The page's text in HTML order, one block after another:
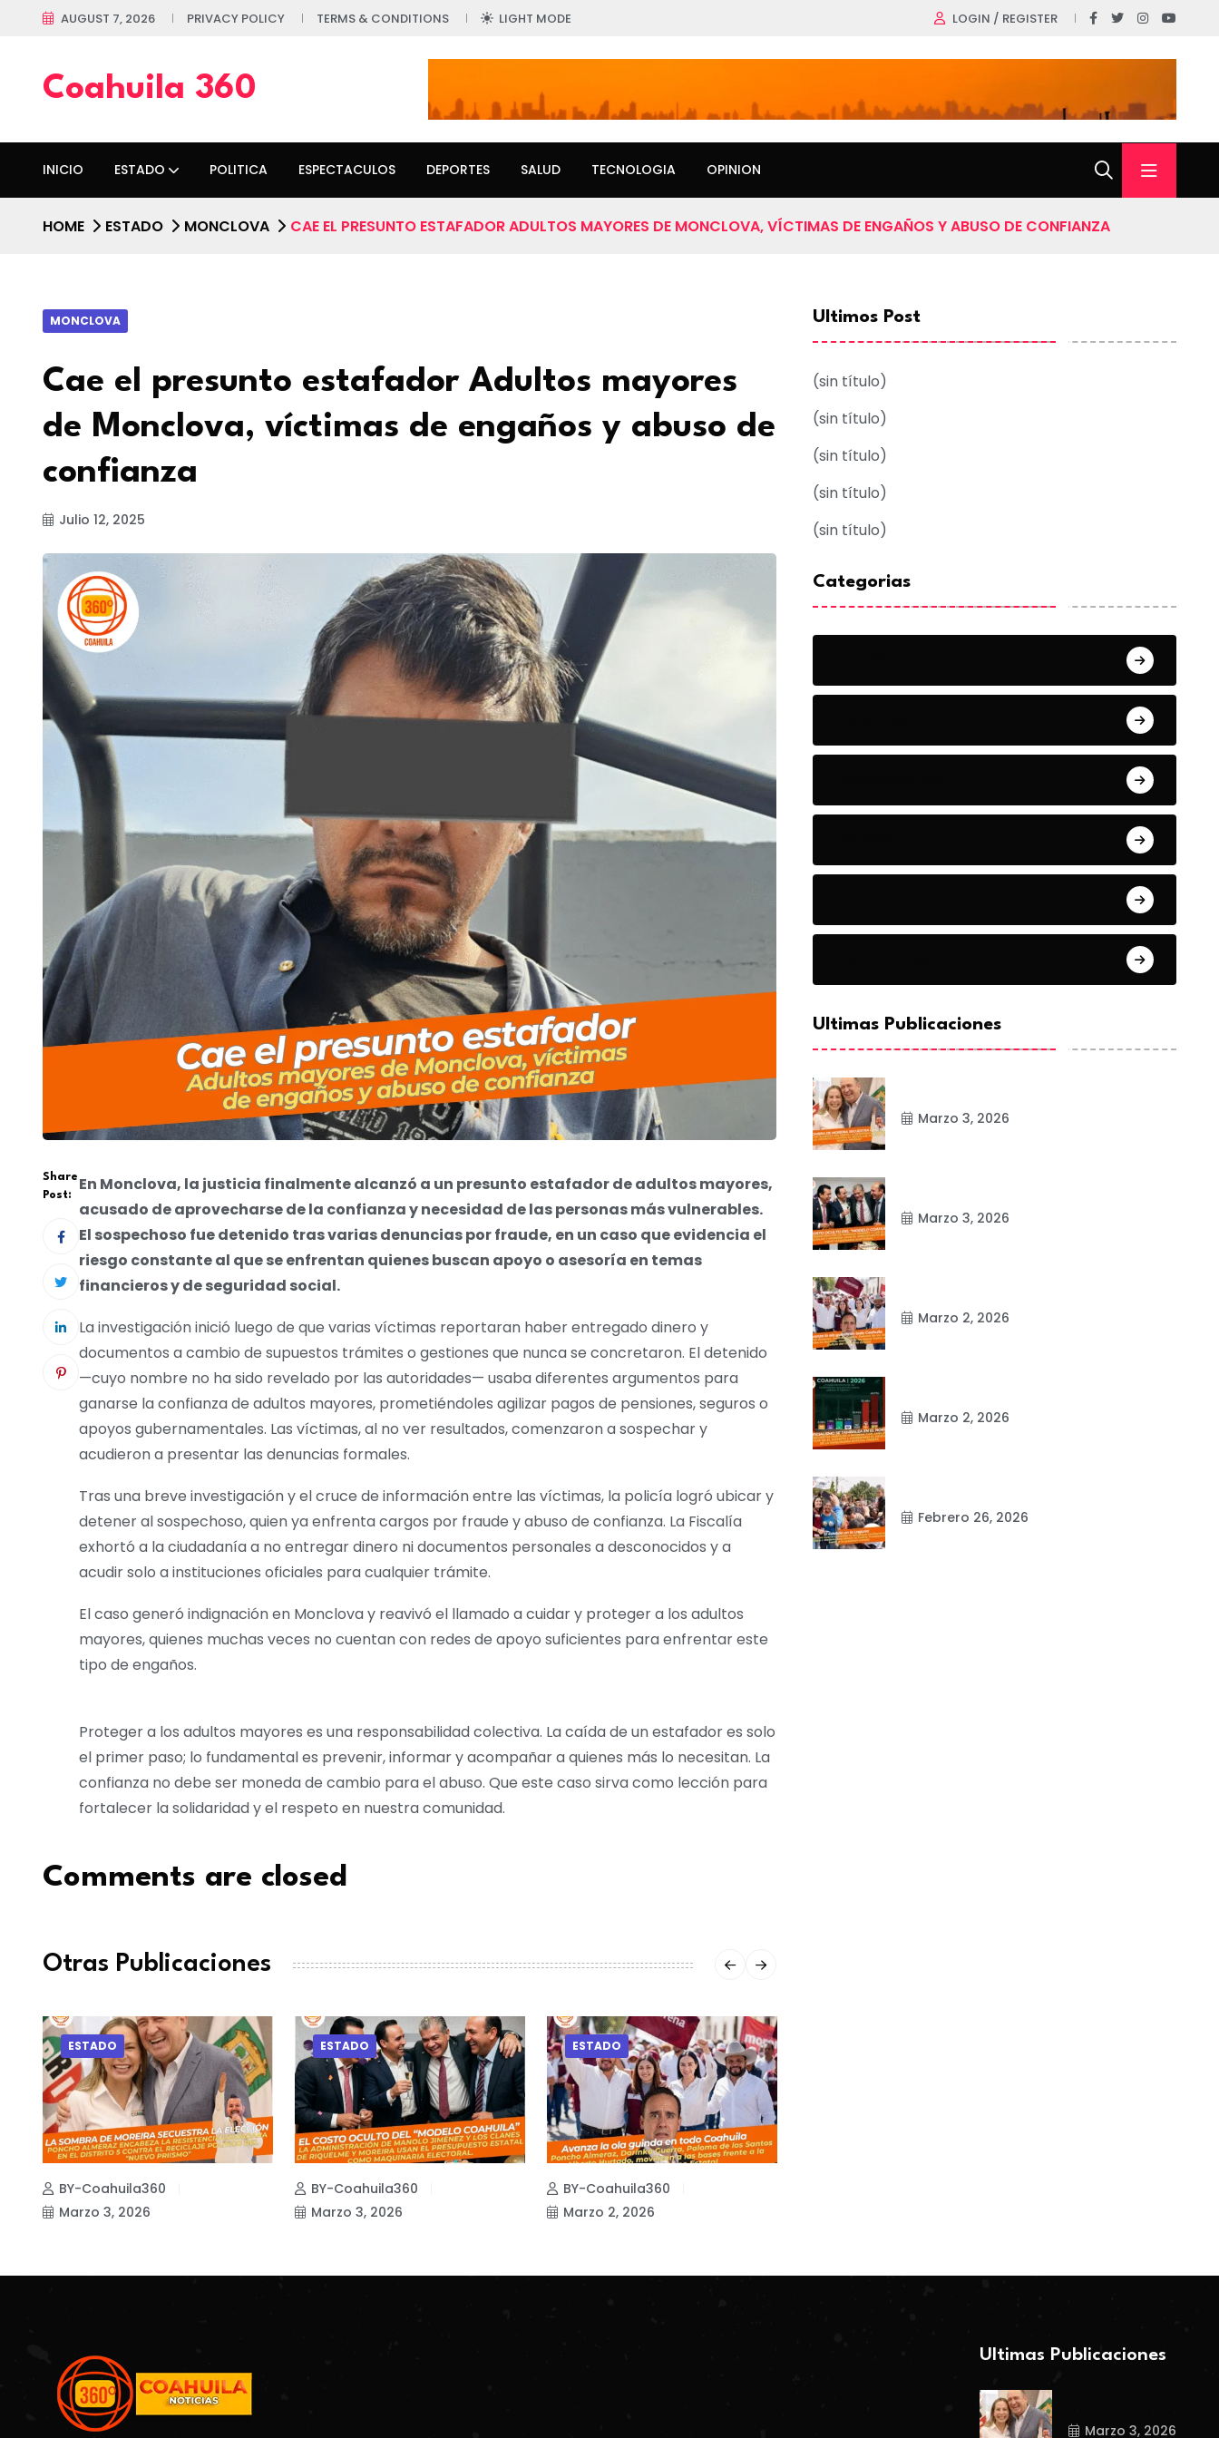
AUGUST 7, 2026 PRIVACY POLICY TERMS & CONDITIONS LIGHT MODE LOGIN / REGISTER
Coahuila 360
INICIO ESTADO POLITICA ESPECTACULOS DEPORTES SALUD TECNOLOGIA OPINION
HOME ESTADO MONCLOVA CAE EL PRESUNTO ESTAFADOR ADULTOS MAYORES DE MONCLOVA, VÍCTIMAS DE ENGAÑOS Y ABUSO DE CONFIANZA
MONCLOVA
Cae el presunto estafador Adultos mayores
de Monclova, víctimas de engaños y abuso de
confianza
Julio 12, 2025
Share
Post:
En Monclova, la justicia finalmente alcanzó a un presunto estafador de adultos mayores,
acusado de aprovecharse de la confianza y necesidad de las personas más vulnerables.
El sospechoso fue detenido tras varias denuncias por fraude, en un caso que evidencia el
riesgo constante al que se enfrentan quienes buscan apoyo o asesoría en temas
financieros y de seguridad social.
La investigación inició luego de que varias víctimas reportaran haber entregado dinero y
documentos a cambio de supuestos trámites o gestiones que nunca se concretaron. El detenido
—cuyo nombre no ha sido revelado por las autoridades— usaba diferentes argumentos para
ganarse la confianza de adultos mayores, prometiéndoles agilizar pagos de pensiones, seguros o
apoyos gubernamentales. Las víctimas, al no ver resultados, comenzaron a sospechar y
acudieron a presentar las denuncias formales.
Tras una breve investigación y el cruce de información entre las víctimas, la policía logró ubicar y
detener al sospechoso, quien ya enfrenta cargos por fraude y abuso de confianza. La Fiscalía
exhortó a la ciudadanía a no entregar dinero ni documentos personales a desconocidos y a
acudir solo a instituciones oficiales para cualquier trámite.
El caso generó indignación en Monclova y reavivó el llamado a cuidar y proteger a los adultos
mayores, quienes muchas veces no cuentan con redes de apoyo suficientes para enfrentar este
tipo de engaños.
Proteger a los adultos mayores es una responsabilidad colectiva. La caída de un estafador es solo
el primer paso; lo fundamental es prevenir, informar y acompañar a quienes más lo necesitan. La
confianza no debe ser moneda de cambio para el abuso. Que este caso sirva como lección para
fortalecer la solidaridad y el respeto en nuestra comunidad.
Comments are closed
Otras Publicaciones
ESTADO
BY-Coahuila360
Marzo 3, 2026
ESTADO
BY-Coahuila360
Marzo 3, 2026
ESTADO
BY-Coahuila360
Marzo 2, 2026
Ultimos Post
(sin título)
(sin título)
(sin título)
(sin título)
(sin título)
Categorias
Ultimas Publicaciones
Marzo 3, 2026
Marzo 3, 2026
Marzo 2, 2026
Marzo 2, 2026
Febrero 26, 2026
Ultimas Publicaciones
Marzo 3, 2026